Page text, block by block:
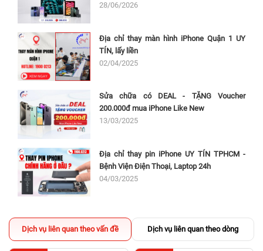
28/06/2026
Địa chỉ thay màn hình iPhone Quận 1 UY
TÍN, lấy liền
02/04/2025
Sửa chữa có DEAL - TẶNG Voucher
200.000đ mua iPhone Like New
13/03/2025
Địa chỉ thay pin iPhone UY TÍN TPHCM -
Bệnh Viện Điện Thoại, Laptop 24h
04/03/2025
Dịch vụ liên quan theo vấn đề Dịch vụ liên quan theo dòng